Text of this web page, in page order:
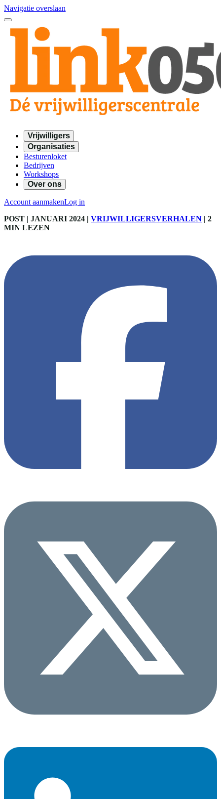
Navigatie overslaan
Vrijwilligers
Organisaties
Besturenloket
Bedrijven
Workshops
Over ons
Account aanmakenLog in
POST | JANUARI 2024 | VRIJWILLIGERSVERHALEN | 2
MIN LEZEN